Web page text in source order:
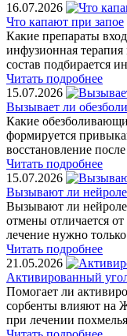
16.07.2026
Что капают при запое
Какие препараты
инфузионная
состав подбирается
Читать подробнее
15.07.2026
Вызывает ли
Какие
формируется
восстановление
Читать подробнее
15.07.2026
Вызывают ли
Вызывают ли
отмены отличается
лечение нужно
Читать подробнее
21.05.2026
Активированный
Помогает ли
сорбенты влияют на
при лечении